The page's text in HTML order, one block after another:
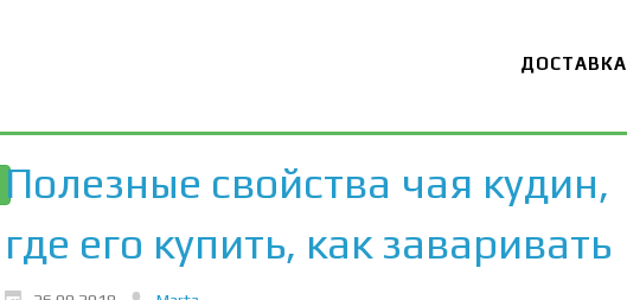
ДОСТАВКА
Полезные свойства чая кудин,
где его купить, как заваривать